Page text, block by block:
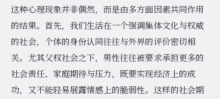
这种心理现象并非偶然，而是由多方面因素共同作用
的结果。首先，我们生活在一个强调集体文化与权威
的社会，个体的身份认同往往与外界的评价密切相
关。尤其父权社会之下，男性往往被要求承担更多的
社会责任、家庭期待与压力，既要实现经济上的成
功，又不能轻易展露情感上的脆弱性。这样的社会期